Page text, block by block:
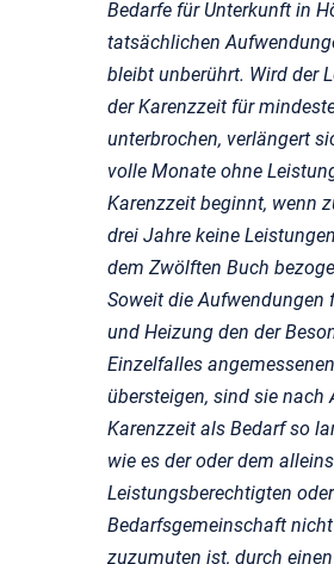
Bedarfe für Unterkunft in
tatsächlichen
bleibt unberührt. Wird der
der Karenzzeit für
unterbrochen, verlängert
volle Monate ohne
Karenzzeit beginnt, wenn
drei Jahre keine
dem Zwölften Buch
Soweit die Aufwendungen
und Heizung den der
Einzelfalles
übersteigen, sind sie nach
Karenzzeit als Bedarf so
wie es der oder dem
Leistungsberechtigten
Bedarfsgemeinschaft
zuzumuten ist, durch